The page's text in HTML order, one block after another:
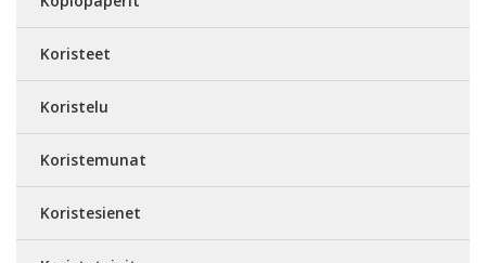
Koristeet
Koristelu
Koristemunat
Koristesienet